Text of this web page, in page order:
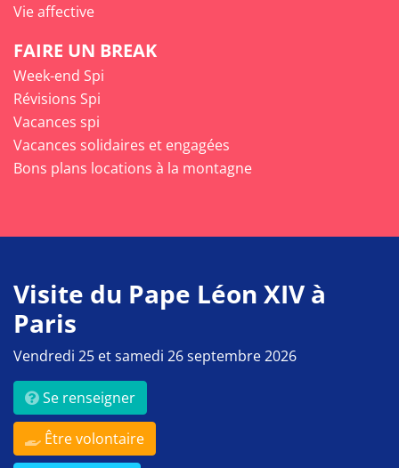
Vie affective
FAIRE UN BREAK
Week-end Spi
Révisions Spi
Vacances spi
Vacances solidaires et engagées
Bons plans locations à la montagne
Visite du Pape Léon XIV à
Paris
Vendredi 25 et samedi 26 septembre 2026
Se renseigner
Être volontaire